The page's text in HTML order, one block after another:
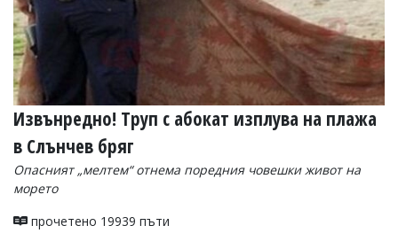
Извънредно! Труп с абокат изплува на плажа
в Слънчев бряг
Опасният „мелтем“ отнема поредния човешки живот на
морето
прочетено 19939 пъти